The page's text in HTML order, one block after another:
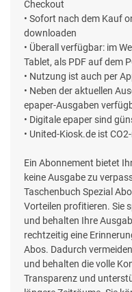
Checkout
• Sofort nach dem Kauf
downloaden
• Überall verfügbar: im
Tablet, als PDF auf dem
• Nutzung ist auch per
• Neben der aktuellen
epaper-Ausgaben
• Digitale epaper sind
• United-Kiosk.de ist
Ein Abonnement bietet
keine Ausgabe zu
Taschenbuch Spezial
Vorteilen profitieren. Sie
und behalten Ihre
rechtzeitig eine
Abos. Dadurch
und behalten die volle
Transparenz und